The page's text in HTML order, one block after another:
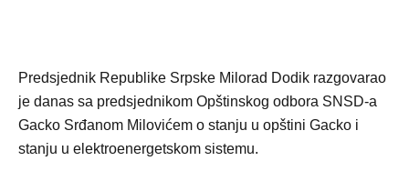
Predsjednik Republike Srpske Milorad Dodik razgovarao
je danas sa predsjednikom Opštinskog odbora SNSD-a
Gacko Srđanom Milovićem o stanju u opštini Gacko i
stanju u elektroenergetskom sistemu.